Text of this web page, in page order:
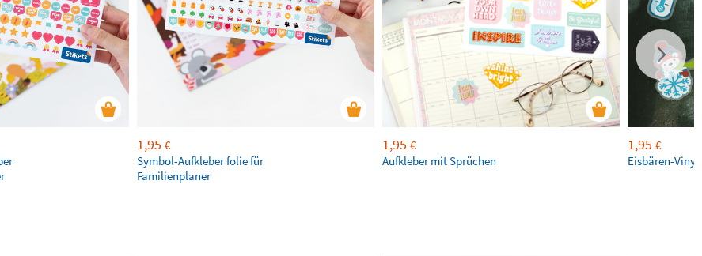
1,95 €
Symbol-Aufkleber folie für
Familienplaner
1,95 €
Aufkleber mit Sprüchen
1,95 €
Eisbären-Vinyl